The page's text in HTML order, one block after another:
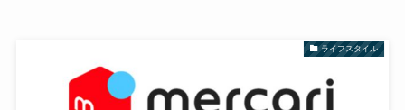
ライフスタイル